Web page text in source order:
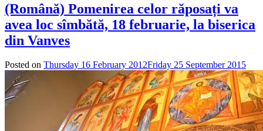
(Română) Pomenirea celor răposați va
avea loc sîmbătă, 18 februarie, la biserica
din Vanves
Posted on Thursday 16 February 2012Friday 25 September 2015